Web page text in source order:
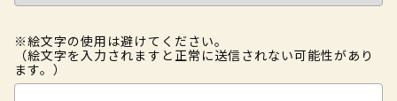
※絵文字の使用は避けてください。
（絵文字を入力されますと正常に送信されない可能性があり
ます。）